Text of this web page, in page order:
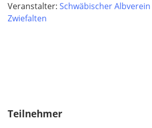
Veranstalter: Schwäbischer
Zwiefalten
Teilnehmer